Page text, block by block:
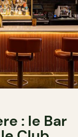
: le Bar